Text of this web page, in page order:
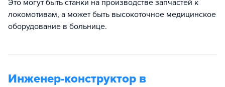
Это могут быть станки на производстве запчастей к
локомотивам, а может быть высокоточное медицинское
оборудование в больнице.
Инженер-конструктор в